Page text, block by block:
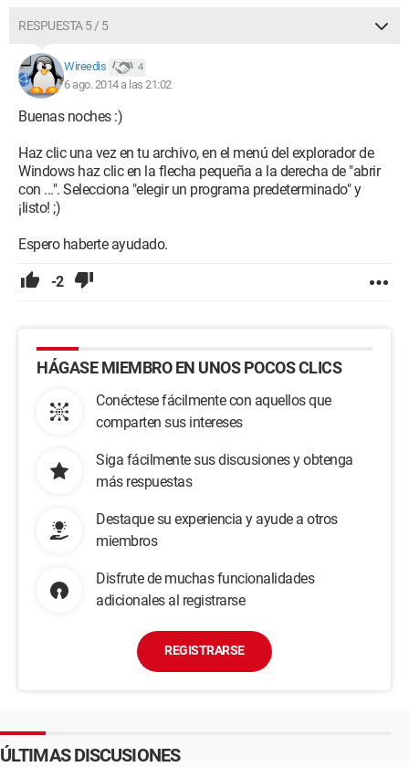
RESPUESTA 5 / 5
Wireedis 4
6 ago. 2014 a las 21:02
Buenas noches :)
Haz clic una vez en tu archivo, en el menú del explorador de
Windows haz clic en la flecha pequeña a la derecha de "abrir
con ...". Selecciona "elegir un programa predeterminado" y
¡listo! ;)
Espero haberte ayudado.
-2
HÁGASE MIEMBRO EN UNOS POCOS CLICS
Conéctese fácilmente con aquellos que
comparten sus intereses
Siga fácilmente sus discusiones y obtenga
más respuestas
Destaque su experiencia y ayude a otros
miembros
Disfrute de muchas funcionalidades
adicionales al registrarse
REGISTRARSE
ÚLTIMAS DISCUSIONES